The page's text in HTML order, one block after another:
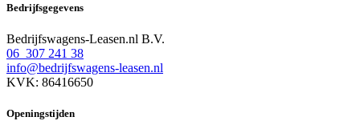
Bedrijfsgegevens
Bedrijfswagens-Leasen.nl B.V.
06 307 241 38
info@bedrijfswagens-leasen.nl
KVK: 86416650
Openingstijden